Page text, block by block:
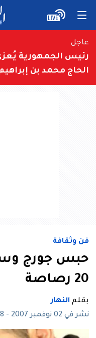
عاجل
رئيس الجمهورية
الحاج محمد بن
فن وثقافة
20 رصاصة
بقلم النهار
نشر في 02 نوفمبر 2007 - 12:08